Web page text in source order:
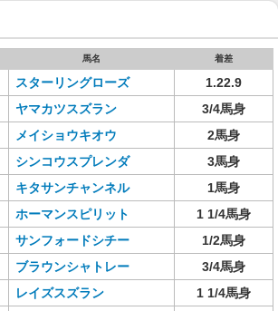
馬名 着差
スターリングローズ
1.22.9
ヤマカツスズラン
3/4馬身
メイショウキオウ
2馬身
シンコウスプレンダ
3馬身
キタサンチャンネル
1馬身
ホーマンスピリット
1 1/4馬身
サンフォードシチー
1/2馬身
ブラウンシャトレー
3/4馬身
レイズスズラン
1 1/4馬身